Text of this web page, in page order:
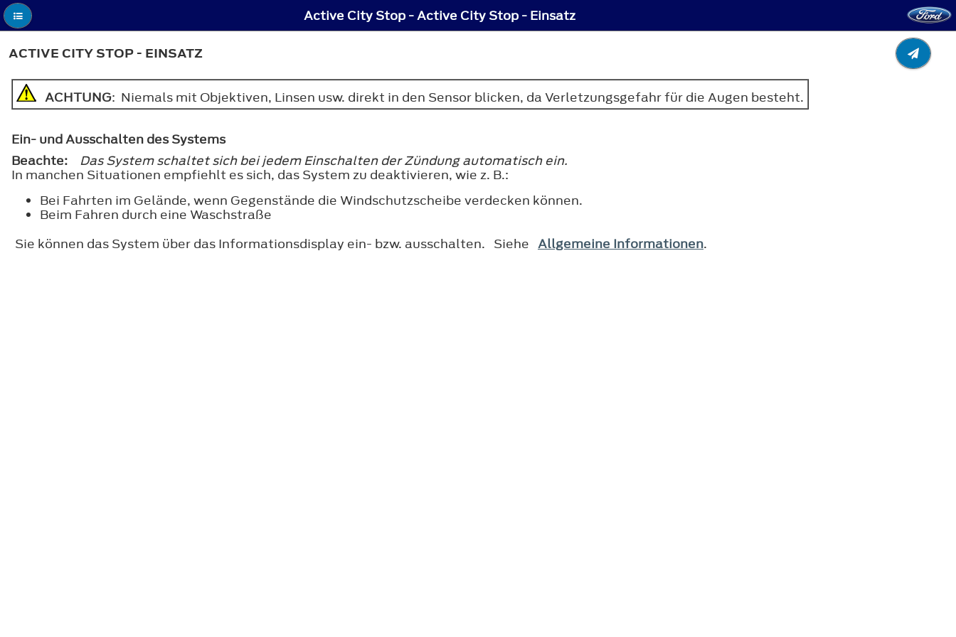
Active City Stop - Active City Stop - Einsatz
ACTIVE CITY STOP - EINSATZ
ACHTUNG: Niemals mit Objektiven, Linsen usw. direkt in den Sensor blicken, da Verletzungsgefahr für die Augen besteht.
Ein- und Ausschalten des Systems
Beachte:
Das System schaltet sich bei jedem Einschalten der Zündung automatisch ein.
In manchen Situationen empfiehlt es sich, das System zu deaktivieren, wie z. B.:
Bei Fahrten im Gelände, wenn Gegenstände die Windschutzscheibe verdecken können.
Beim Fahren durch eine Waschstraße
Sie können das System über das Informationsdisplay ein- bzw. ausschalten. Siehe Allgemeine Informationen.